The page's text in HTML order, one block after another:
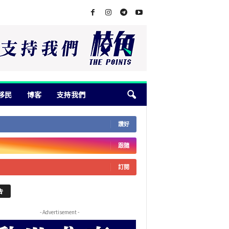
民 博客 支持我們
讚好
跟隨
訂閱
- Advertisement -